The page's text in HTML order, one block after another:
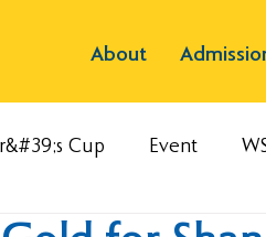
About
Cup Event